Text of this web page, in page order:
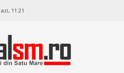
azi, 11:21